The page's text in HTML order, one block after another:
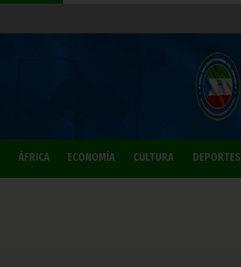
ÁFRICA ECONOMÍA CULTURA DEPORTES